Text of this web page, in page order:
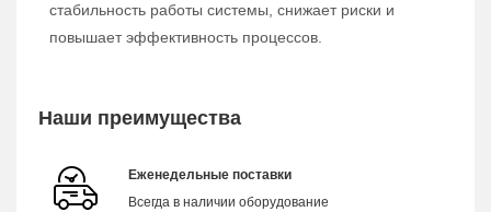
стабильность работы системы, снижает риски и
повышает эффективность процессов.
Наши преимущества
Еженедельные поставки
Всегда в наличии оборудование